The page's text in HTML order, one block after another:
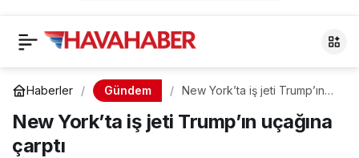
Haberler Gündem
New York’ta iş jeti Trump’ın
New York’ta iş jeti Trump’ın uçağına
çarptı